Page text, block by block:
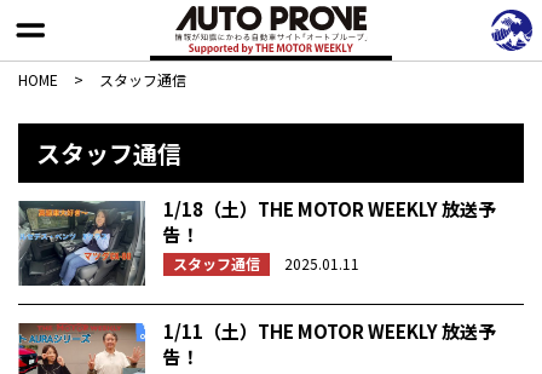
HOME > スタッフ通信
スタッフ通信
1/18（土）THE MOTOR WEEKLY 放送予
告！
スタッフ通信 2025.01.11
1/11（土）THE MOTOR WEEKLY 放送予
告！